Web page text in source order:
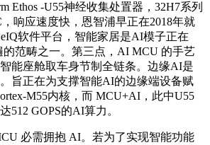
-U55神经收集处置器，32H7系列
响应速度快，恩智浦早正在2018年就
软件平台，智能家居是AI模子正在
范畴之一。第三点，AI MCU 的手艺
能座舱取车身节制全链条。边缘AI是
旨正在为支撑智能AI的边缘端设备赋
M55内核，而 MCU+AI，此中U55
512 GOPS的AI算力。
必需拥抱 AI。若为了实现智能功能